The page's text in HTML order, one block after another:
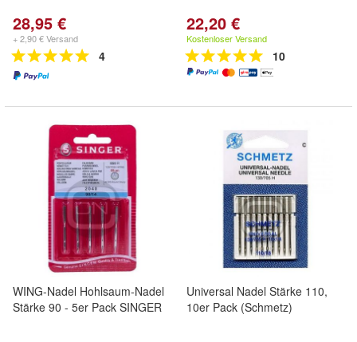
28,95 €
+ 2,90 € Versand
4
22,20 €
Kostenloser Versand
10
WING-Nadel Hohlsaum-Nadel
Stärke 90 - 5er Pack SINGER
Universal Nadel Stärke 110,
10er Pack (Schmetz)